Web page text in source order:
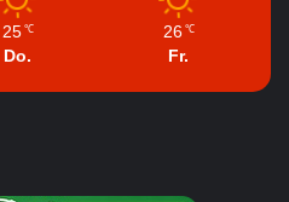
25 ℃
Do.
26 ℃
Fr.